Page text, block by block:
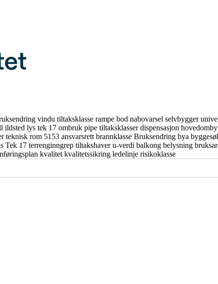
vindu tiltaksklasse rampe bod nabovarsel selvbygger
ildsted lys tek 17 ombruk pipe tiltaksklasserdispensasjon
teknisk rom 5153 ansvarsrett brannklasse Bruksendring bya
Tek 17 terrenginngrep tiltakshaveru-verdi balkong belysning
kvalitet kvalitetssikring ledelinje risikoklasse